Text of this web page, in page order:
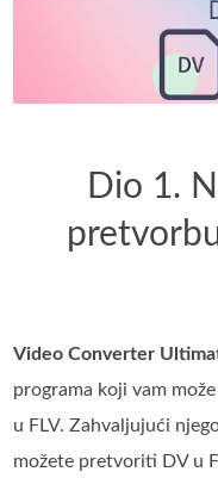
Dio 1.
Video Converter
programa koji vam
u FLV. Zahvaljujući
možete pretvoriti DV u